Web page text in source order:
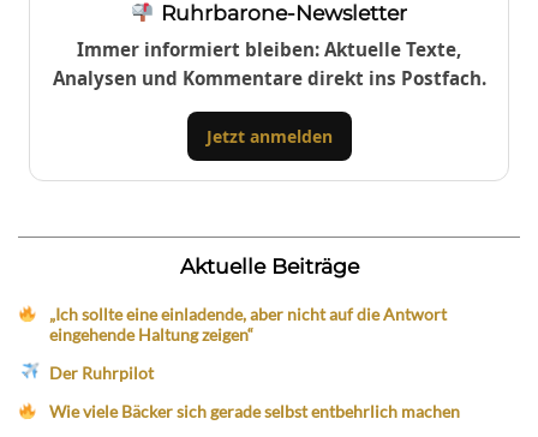
Ruhrbarone-Newsletter
Immer informiert bleiben: Aktuelle Texte,
Analysen und Kommentare direkt ins Postfach.
Jetzt anmelden
Aktuelle Beiträge
„Ich sollte eine einladende, aber nicht auf die Antwort
eingehende Haltung zeigen“
Der Ruhrpilot
Wie viele Bäcker sich gerade selbst entbehrlich machen